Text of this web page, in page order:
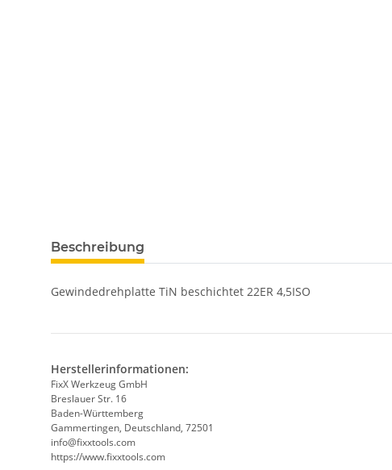
weitere Registerkarten anzeigen
Beschreibung
Gewindedrehplatte TiN beschichtet 22ER 4,5ISO
Herstellerinformationen:
FixX Werkzeug GmbH
Breslauer Str. 16
Baden-Württemberg
Gammertingen, Deutschland, 72501
info@fixxtools.com
https://www.fixxtools.com